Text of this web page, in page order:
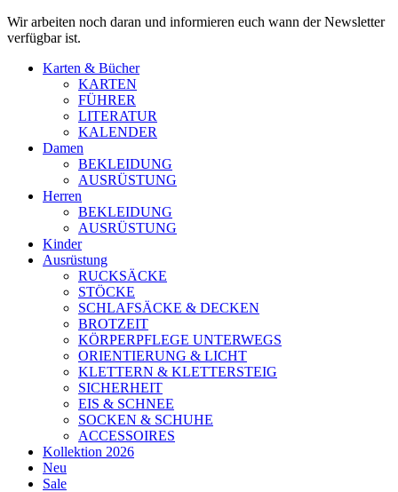
Wir arbeiten noch daran und informieren euch wann der Newsletter
verfügbar ist.
Karten & Bücher
KARTEN
FÜHRER
LITERATUR
KALENDER
Damen
BEKLEIDUNG
AUSRÜSTUNG
Herren
BEKLEIDUNG
AUSRÜSTUNG
Kinder
Ausrüstung
RUCKSÄCKE
STÖCKE
SCHLAFSÄCKE & DECKEN
BROTZEIT
KÖRPERPFLEGE UNTERWEGS
ORIENTIERUNG & LICHT
KLETTERN & KLETTERSTEIG
SICHERHEIT
EIS & SCHNEE
SOCKEN & SCHUHE
ACCESSOIRES
Kollektion 2026
Neu
Sale